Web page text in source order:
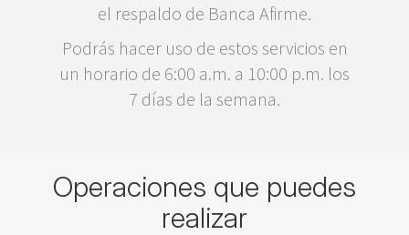
el respaldo de Banca Afirme.
Podrás hacer uso de estos servicios en
un horario de 6:00 a.m. a 10:00 p.m. los
7 días de la semana.
Operaciones que puedes
realizar